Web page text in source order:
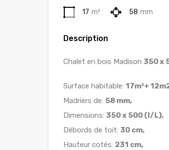
17 m² 58 mm
Description
Chalet en bois Madison 350 x
Surface habitable: 17m²+
Madriers de: 58 mm,
Dimensions: 350 x 500 (l/L),
Débords de toit: 30 cm,
Hauteur cotés: 231 cm,